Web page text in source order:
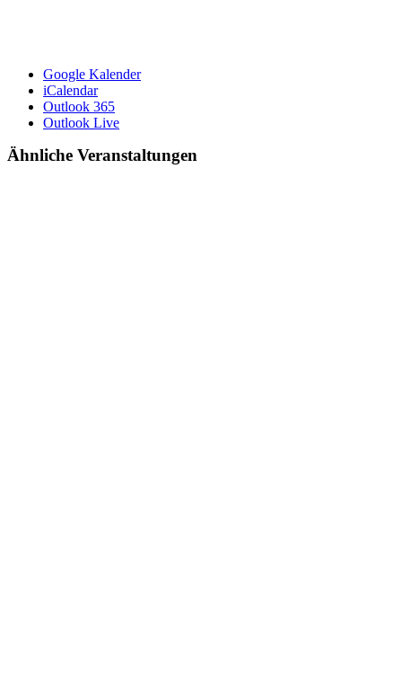
Google Kalender
iCalendar
Outlook 365
Outlook Live
Ähnliche Veranstaltungen